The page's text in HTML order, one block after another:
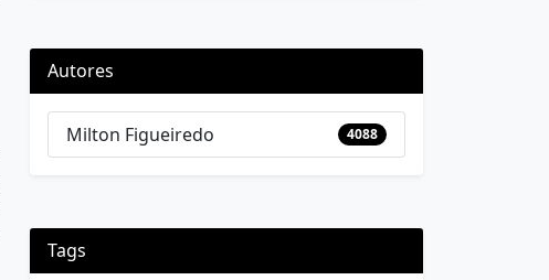
Autores
Milton Figueiredo 4088
Tags